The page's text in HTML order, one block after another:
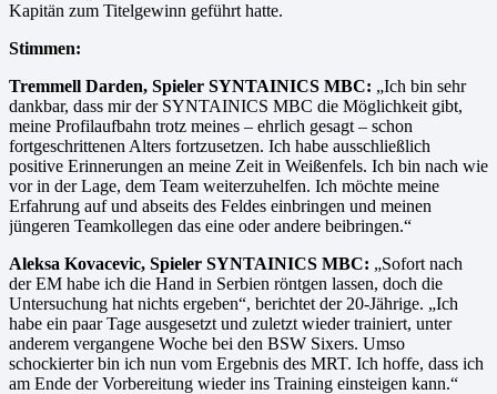
Kapitän zum Titelgewinn geführt hatte.
Stimmen:
Tremmell Darden, Spieler SYNTAINICS MBC: „Ich bin sehr
dankbar, dass mir der SYNTAINICS MBC die Möglichkeit gibt,
meine Profilaufbahn trotz meines – ehrlich gesagt – schon
fortgeschrittenen Alters fortzusetzen. Ich habe ausschließlich
positive Erinnerungen an meine Zeit in Weißenfels. Ich bin nach wie
vor in der Lage, dem Team weiterzuhelfen. Ich möchte meine
Erfahrung auf und abseits des Feldes einbringen und meinen
jüngeren Teamkollegen das eine oder andere beibringen.“
Aleksa Kovacevic, Spieler SYNTAINICS MBC: „Sofort nach
der EM habe ich die Hand in Serbien röntgen lassen, doch die
Untersuchung hat nichts ergeben“, berichtet der 20-Jährige. „Ich
habe ein paar Tage ausgesetzt und zuletzt wieder trainiert, unter
anderem vergangene Woche bei den BSW Sixers. Umso
schockierter bin ich nun vom Ergebnis des MRT. Ich hoffe, dass ich
am Ende der Vorbereitung wieder ins Training einsteigen kann.“